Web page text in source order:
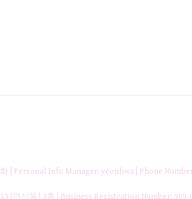
| Personal Info Manager: yeonhwa | Phone
(연산동) 3층 | Business Registration Number: 509-